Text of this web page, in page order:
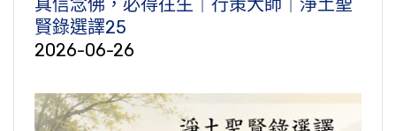
真信念佛，必得往生｜行策大師｜淨土聖
賢錄選譯25
2026-06-26